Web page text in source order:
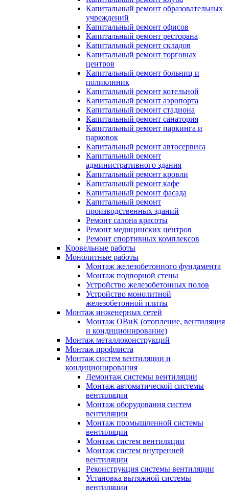
Капитальный ремонт образовательных
учреждений
Капитальный ремонт офисов
Капитальный ремонт ресторана
Капитальный ремонт складов
Капитальный ремонт торговых
центров
Капитальный ремонт больниц и
поликлиник
Капитальный ремонт котельной
Капитальный ремонт аэропорта
Капитальный ремонт стадиона
Капитальный ремонт санатория
Капитальный ремонт паркинга и
парковок
Капитальный ремонт автосервиса
Капитальный ремонт
административного здания
Капитальный ремонт кровли
Капитальный ремонт кафе
Капитальный ремонт фасада
Капитальный ремонт
производственных зданий
Ремонт салона красоты
Ремонт медицинских центров
Ремонт спортивных комплексов
Кровельные работы
Монолитные работы
Монтаж железобетонного фундамента
Монтаж подпорной стены
Устройство железобетонных полов
Устройство монолитной
железобетонной плиты
Монтаж инженерных сетей
Монтаж ОВиК (отопление, вентиляция
и кондиционирование)
Монтаж металлоконструкций
Монтаж профлиста
Монтаж систем вентиляции и
кондиционирования
Демонтаж системы вентиляции
Монтаж автоматической системы
вентиляции
Монтаж оборудования систем
вентиляции
Монтаж промышленной системы
вентиляции
Монтаж систем вентиляции
Монтаж систем внутренней
вентиляции
Реконструкция системы вентиляции
Установка вытяжной системы
вентиляции